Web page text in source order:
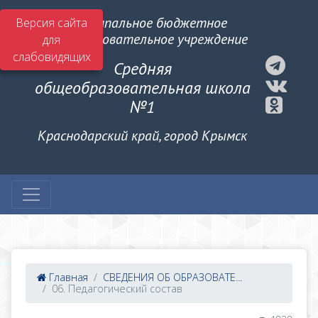
Версия сайта
для
слабовидящих
Муниципальное бюджетное
общеобразовательное учреждение
Средняя
общеобразовательная школа
№1
Краснодарский край, город Крымск
Главная
СВЕДЕНИЯ ОБ ОБРАЗОВАТЕ...
06. Педагогический состав